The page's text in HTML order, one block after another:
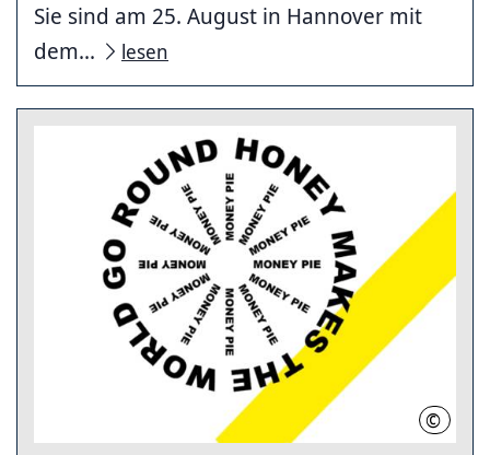
Sie sind am 25. August in Hannover mit
dem...
lesen
© Arne